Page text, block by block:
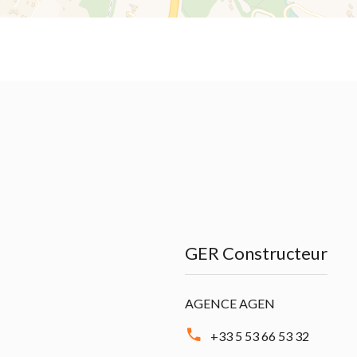
GER Constructeur
AGENCE AGEN
+33 5 53 66 53 32